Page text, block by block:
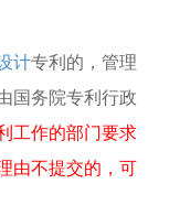
计专利的，管理
国务院专利行政
工作的部门要求
由不提交的，可